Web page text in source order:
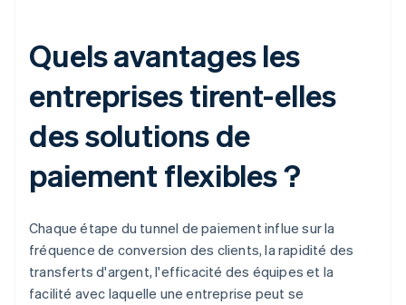
Quels avantages les
entreprises tirent-elles
des solutions de
paiement flexibles ?
Chaque étape du tunnel de paiement influe sur la
fréquence de conversion des clients, la rapidité des
transferts d'argent, l'efficacité des équipes et la
facilité avec laquelle une entreprise peut se